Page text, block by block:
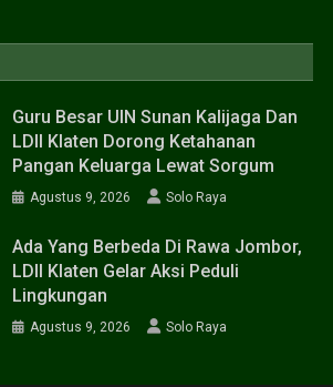
Guru Besar UIN Sunan Kalijaga Dan
LDII Klaten Dorong Ketahanan
Pangan Keluarga Lewat Sorgum
Agustus 9, 2026 Solo Raya
Ada Yang Berbeda Di Rawa Jombor,
LDII Klaten Gelar Aksi Peduli
Lingkungan
Agustus 9, 2026 Solo Raya